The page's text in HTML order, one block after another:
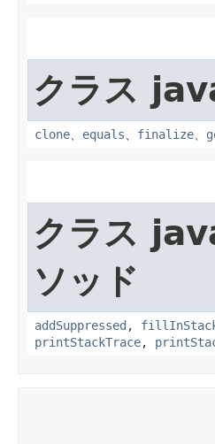
クラス
clone、 equals、 finalize、
クラス
ソッド
addSuppressed ,
printStackTrace,